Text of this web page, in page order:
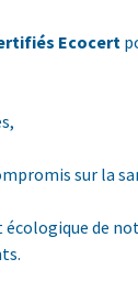
Ecocert
sur la
de